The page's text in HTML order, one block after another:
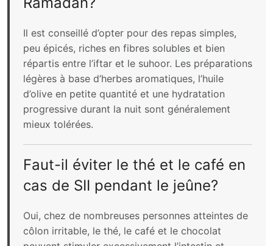
Il est conseillé d’opter pour des repas simples,
peu épicés, riches en fibres solubles et bien
répartis entre l’iftar et le suhoor. Les préparations
légères à base d’herbes aromatiques, l’huile
d’olive en petite quantité et une hydratation
progressive durant la nuit sont généralement
mieux tolérées.
Faut-il éviter le thé et le café en
cas de SII pendant le jeûne?
Oui, chez de nombreuses personnes atteintes de
côlon irritable, le thé, le café et le chocolat